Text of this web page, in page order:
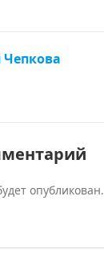
Чепкова
опубликован.